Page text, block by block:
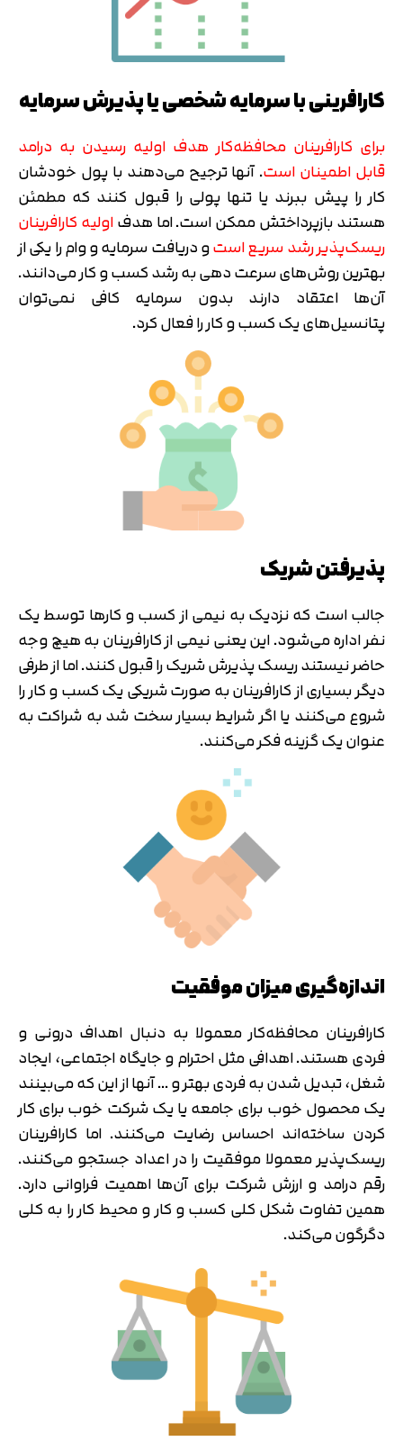
کارافرینی با سرمایه شخصی یا پذیرش سرمایه
برای کارافرینان محافظه‌کار هدف اولیه رسیدن به درامد
قابل اطمینان است. آنها ترجیح می‌دهند با پول خودشان
کار را پیش ببرند یا تنها پولی را قبول کنند که مطمئن
هستند بازپرداختش ممکن است. اما هدفاولیه کارافرینان
ریسک‌پذیر رشد سریع استو دریافت سرمایه و وام را یکی از
بهترین روش‌های سرعت دهی به رشد کسب و کار می‌دانند.
آن‌ها اعتقاد دارند بدون سرمایه کافی نمی‌توان
پتانسیل‌های یک کسب و کار را فعال کرد.
پذیرفتن شریک
جالب است که نزدیک به نیمی از کسب و کارها توسط یک
نفر اداره می‌شود. این یعنی نیمی از کارافرینان به هیچ وجه
حاضر نیستند ریسک پذیرش شریک را قبول کنند. اما از طرفی
دیگر بسیاری از کارافرینان به صورت شریکی یک کسب و کار را
شروع می‌کنند یا اگر شرایط بسیار سخت شد به شراکت به
عنوان یک گزینه فکر می‌کنند.
اندازه‌گیری میزان موفقیت
کارافرینان محافظه‌کار معمولا به دنبال اهداف درونی و
فردی هستند. اهدافی مثل احترام و جایگاه اجتماعی، ایجاد
شغل، تبدیل شدن به فردی بهتر و … آنها از این که می‌بینند
یک محصول خوب برای جامعه یا یک شرکت خوب برای کار
کردن ساخته‌اند احساس رضایت می‌کنند. اما کارافرینان
ریسک‌پذیر معمولا موفقیت را در اعداد جستجو می‌کنند.
رقم درامد و ارزش شرکت برای آن‌ها اهمیت فراوانی دارد.
همین تفاوت شکل کلی کسب و کار و محیط کار را به کلی
دگرگون می‌کند.
تایید کد
دریافت مجدد کد:00:59
متوجه شدم